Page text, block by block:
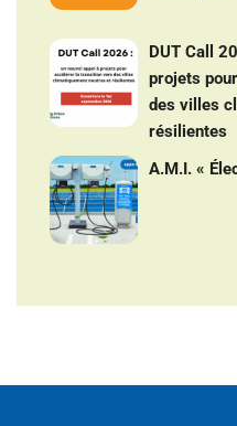
DUT Call
projets
des villes
résilientes
A.M.I. «